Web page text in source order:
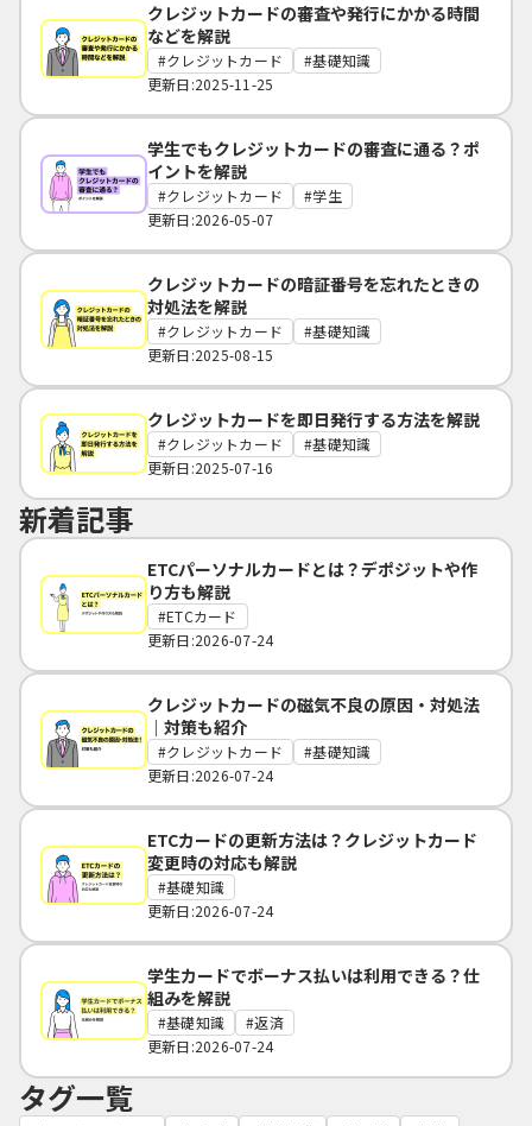
クレジットカードの審査や発行にかかる時間
などを解説
クレジットカード
基礎知識
更新日:2025-11-25
学生でもクレジットカードの審査に通る？ポ
イントを解説
クレジットカード
学生
更新日:2026-05-07
クレジットカードの暗証番号を忘れたときの
対処法を解説
クレジットカード
基礎知識
更新日:2025-08-15
クレジットカードを即日発行する方法を解説
クレジットカード
基礎知識
更新日:2025-07-16
新着記事
ETCパーソナルカードとは？デポジットや作
り方も解説
ETCカード
更新日:2026-07-24
クレジットカードの磁気不良の原因・対処法
｜対策も紹介
クレジットカード
基礎知識
更新日:2026-07-24
ETCカードの更新方法は？クレジットカード
変更時の対応も解説
基礎知識
更新日:2026-07-24
学生カードでボーナス払いは利用できる？仕
組みを解説
基礎知識
返済
更新日:2026-07-24
タグ一覧